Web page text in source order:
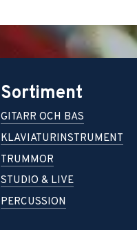
Sortiment
GITARR OCH BAS
KLAVIATURINSTRUMENT
TRUMMOR
STUDIO & LIVE
PERCUSSION